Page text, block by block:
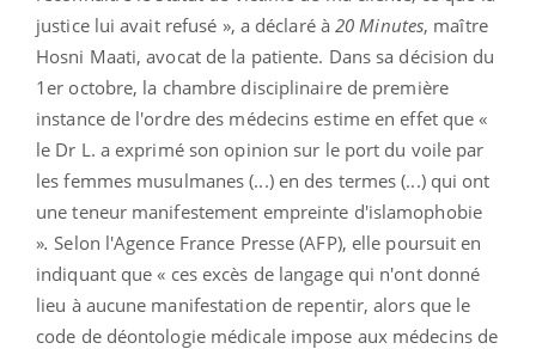
justice lui avait refusé », a déclaré à20 Minutes, maître
Hosni Maati, avocat de la patiente. Dans sa décision du
1er octobre, la chambre disciplinaire de première
instance de l'ordre des médecins estime en effet que «
le Dr L. a exprimé son opinion sur le port du voile par
les femmes musulmanes (...) en des termes (...) qui ont
une teneur manifestement empreinte d'islamophobie
».Selon l'Agence France Presse (AFP), elle poursuit en
indiquant que « ces excès de langage qui n'ont donné
lieu à aucune manifestation de repentir, alors que le
code de déontologie médicale impose aux médecins de